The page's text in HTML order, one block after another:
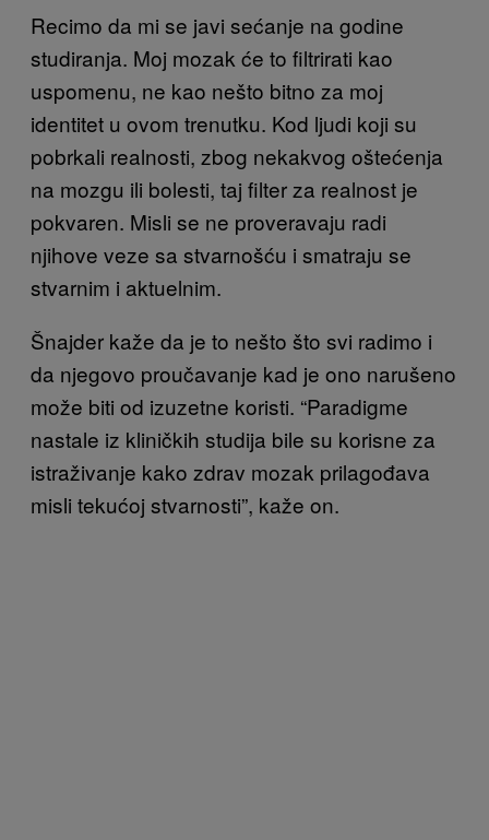
Recimo da mi se javi sećanje na godine
studiranja. Moj mozak će to filtrirati kao
uspomenu, ne kao nešto bitno za moj
identitet u ovom trenutku. Kod ljudi koji su
pobrkali realnosti, zbog nekakvog oštećenja
na mozgu ili bolesti, taj filter za realnost je
pokvaren. Misli se ne proveravaju radi
njihove veze sa stvarnošću i smatraju se
stvarnim i aktuelnim.
Šnajder kaže da je to nešto što svi radimo i
da njegovo proučavanje kad je ono narušeno
može biti od izuzetne koristi. “Paradigme
nastale iz kliničkih studija bile su korisne za
istraživanje kako zdrav mozak prilagođava
misli tekućoj stvarnosti”, kaže on.